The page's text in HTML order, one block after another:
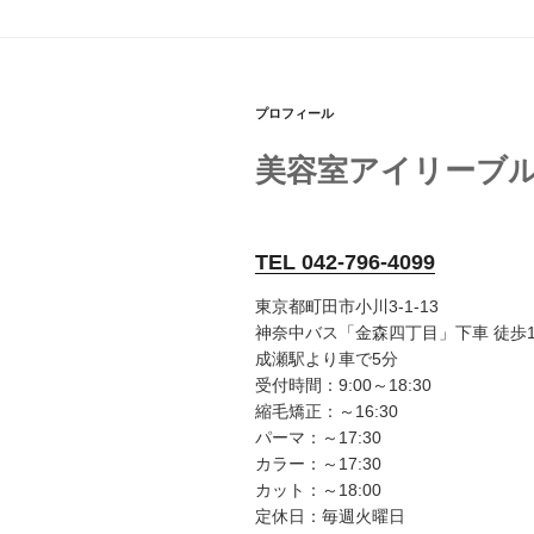
プロフィール
美容室アイリーブ
TEL 042-796-4099
東京都町田市小川3-1-13
神奈中バス「金森四丁目」下車 徒歩
成瀬駅より車で5分
受付時間：9:00～18:30
縮毛矯正：～16:30
パーマ：～17:30
カラー：～17:30
カット：～18:00
定休日：毎週火曜日